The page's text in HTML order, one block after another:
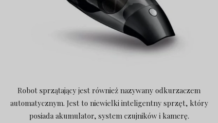
Robot sprzątający jest również nazywany odkurzaczem
automatycznym. Jest to niewielki inteligentny sprzęt, który
posiada akumulator, system czujników i kamerę.